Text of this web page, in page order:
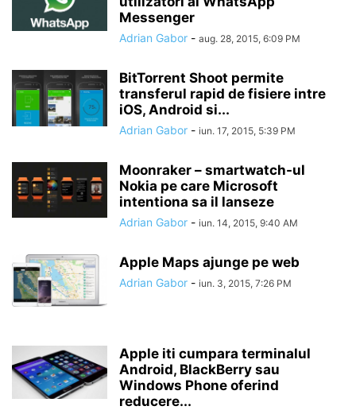
Messenger
Adrian Gabor - aug. 28, 2015, 6:09 PM
BitTorrent Shoot permite
transferul rapid de fisiere intre
iOS, Android si...
Adrian Gabor - iun. 17, 2015, 5:39 PM
Moonraker – smartwatch-ul
Nokia pe care Microsoft
intentiona sa il lanseze
Adrian Gabor - iun. 14, 2015, 9:40 AM
Apple Maps ajunge pe web
Adrian Gabor - iun. 3, 2015, 7:26 PM
Apple iti cumpara terminalul
Android, BlackBerry sau
Windows Phone oferind
reducere...